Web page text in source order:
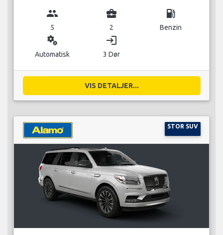
group
5
business_center
2
local_gas_station
Benzin
miscellaneous_services
Automatisk
login
3 Dør
VIS DETALJER...
STOR SUV